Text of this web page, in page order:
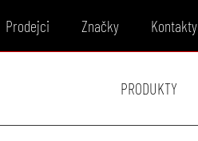
Prodejci Značky Kontakty
PRODUKTY